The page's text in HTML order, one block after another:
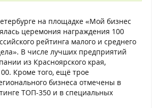
на площадке «Мой бизнес
церемония награждения 100
рейтинга малого и среднего
В числе лучших предприятий
из Красноярского края,
Кроме того, ещё трое
бизнеса отмечены в
ТОП-350 и в специальных